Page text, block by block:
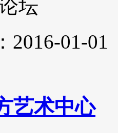
坛
2016-01-01
艺术中心